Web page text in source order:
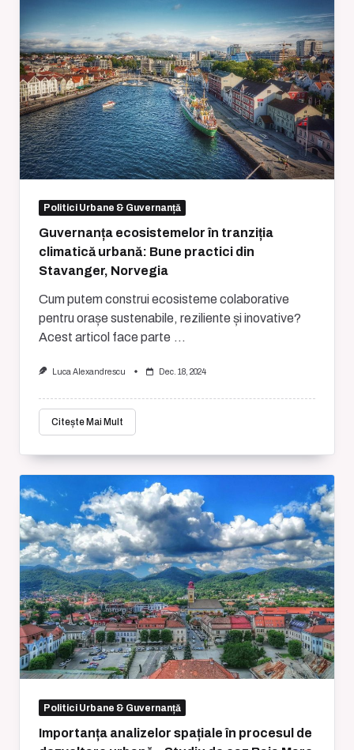
Politici Urbane & Guvernanță
Guvernanța ecosistemelor în tranziția
climatică urbană: Bune practici din
Stavanger, Norvegia
Cum putem construi ecosisteme colaborative
pentru orașe sustenabile, reziliente și inovative?
Acest articol face parte ...
Luca Alexandrescu Dec. 18, 2024
Citește Mai Mult
Politici Urbane & Guvernanță
Importanța analizelor spațiale în procesul de